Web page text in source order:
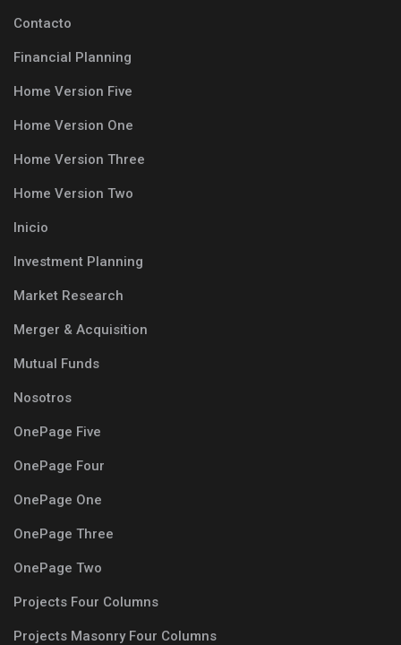
Contacto
Financial Planning
Home Version Five
Home Version One
Home Version Three
Home Version Two
Inicio
Investment Planning
Market Research
Merger & Acquisition
Mutual Funds
Nosotros
OnePage Five
OnePage Four
OnePage One
OnePage Three
OnePage Two
Projects Four Columns
Projects Masonry Four Columns